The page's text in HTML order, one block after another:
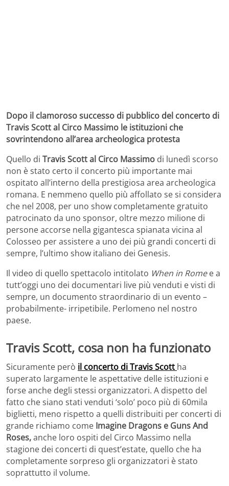
Dopo il clamoroso successo di pubblico del concerto di
Travis Scott al Circo Massimo le istituzioni che
sovrintendono all’area archeologica protesta
Quello di Travis Scott al Circo Massimo di lunedì scorso
non è stato certo il concerto più importante mai
ospitato all’interno della prestigiosa area archeologica
romana. E nemmeno quello più affollato se si considera
che nel 2008, per uno show completamente gratuito
patrocinato da uno sponsor, oltre mezzo milione di
persone accorse nella gigantesca spianata vicina al
Colosseo per assistere a uno dei più grandi concerti di
sempre, l’ultimo show italiano dei Genesis.
Il video di quello spettacolo intitolato When in Romee a
tutt’oggi uno dei documentari live più venduti e visti di
sempre, un documento straordinario di un evento –
probabilmente- irripetibile. Perlomeno nel nostro
paese.
Travis Scott, cosa non ha funzionato
Sicuramente però il concerto di Travis Scott ha
superato largamente le aspettative delle istituzioni e
forse anche degli stessi organizzatori. A dispetto del
fatto che siano stati venduti ‘solo’ poco più di 60mila
biglietti, meno rispetto a quelli distribuiti per concerti di
grande richiamo come Imagine Dragons e Guns And
Roses,anche loro ospiti del Circo Massimo nella
stagione dei concerti di quest’estate, quello che ha
completamente sorpreso gli organizzatori è stato
soprattutto il volume.